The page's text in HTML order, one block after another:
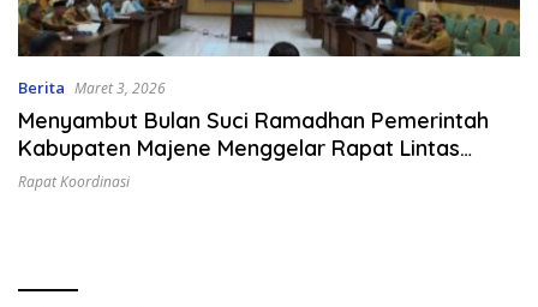
Berita Maret 3, 2026
Menyambut Bulan Suci Ramadhan Pemerintah
Kabupaten Majene Menggelar Rapat Lintas
Sektoral
Rapat Koordinasi